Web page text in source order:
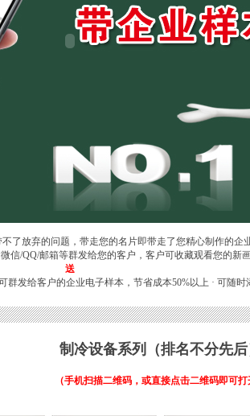
了放弃的问题，带走您的名片即带走了您精心制作的企
信/QQ/邮箱等群发给您的客户，客户可收藏观看您的新
送
群发给客户的企业电子样本，节省成本50%以上 · 可随时
制冷设备系列 （排名不分先
（手机扫描二维码，或直接点击二维码即可打